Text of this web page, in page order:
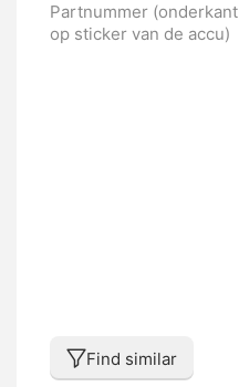
Partnummer (onderkant
op sticker van de accu)
Find similar